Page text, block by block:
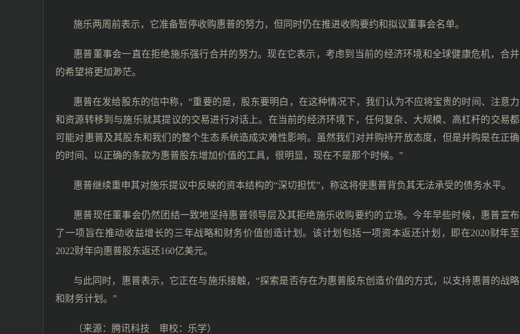
施乐两周前表示，它准备暂停收购惠普的努力，但同时仍在推进收购要约和拟议董事会名单。
惠普董事会一直在拒绝施乐强行合并的努力。现在它表示，考虑到当前的经济环境和全球健康危机，合并
的希望将更加渺茫。
惠普在发给股东的信中称，“重要的是，股东要明白，在这种情况下，我们认为不应将宝贵的时间、注意力
和资源转移到与施乐就其提议的交易进行对话上。在当前的经济环境下，任何复杂、大规模、高杠杆的交易都
可能对惠普及其股东和我们的整个生态系统造成灾难性影响。虽然我们对并购持开放态度，但是并购是在正确
的时间、以正确的条款为惠普股东增加价值的工具，很明显，现在不是那个时候。”
惠普继续重申其对施乐提议中反映的资本结构的“深切担忧”，称这将使惠普背负其无法承受的债务水平。
惠普现任董事会仍然团结一致地坚持惠普领导层及其拒绝施乐收购要约的立场。今年早些时候，惠普宣布
了一项旨在推动收益增长的三年战略和财务价值创造计划。该计划包括一项资本返还计划，即在2020财年至
2022财年向惠普股东返还160亿美元。
与此同时，惠普表示，它正在与施乐接触，“探索是否存在为惠普股东创造价值的方式，以支持惠普的战略
和财务计划。”
（来源：腾讯科技 审校：乐学）